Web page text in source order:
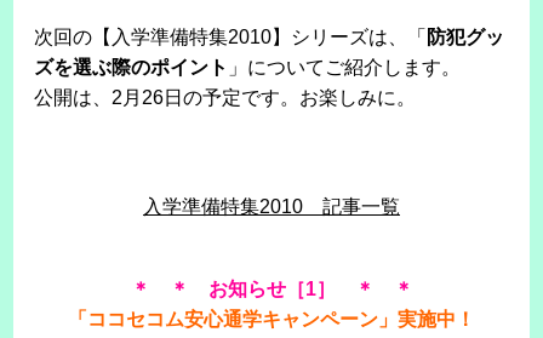
次回の【入学準備特集2010】シリーズは、「 防犯グッ
ズを選ぶ際のポイント 」についてご紹介します。
公開は、2月26日の予定です。お楽しみに。
入学準備特集2010 記事一覧
＊ ＊ お知らせ［1］ ＊ ＊
「ココセコム安心通学キャンペーン」実施中！